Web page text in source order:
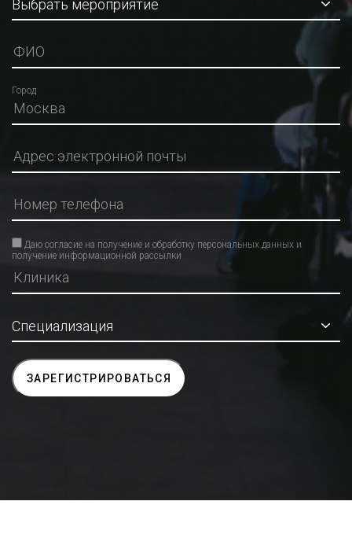
Город
Даю согласие на получение и обработку персональных данных и
получение информационной рассылки